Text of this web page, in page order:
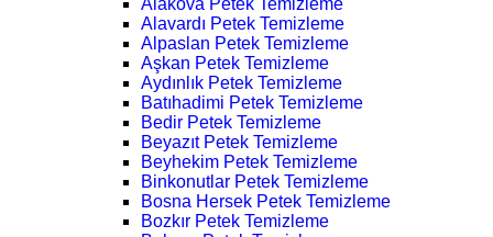
Alakova Petek Temizleme
Alavardı Petek Temizleme
Alpaslan Petek Temizleme
Aşkan Petek Temizleme
Aydınlık Petek Temizleme
Batıhadimi Petek Temizleme
Bedir Petek Temizleme
Beyazıt Petek Temizleme
Beyhekim Petek Temizleme
Binkonutlar Petek Temizleme
Bosna Hersek Petek Temizleme
Bozkır Petek Temizleme